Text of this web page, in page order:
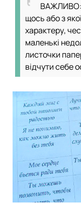
ВАЖЛИВО:
щось або з
характеру,
маленькі
листочки
відчути себе